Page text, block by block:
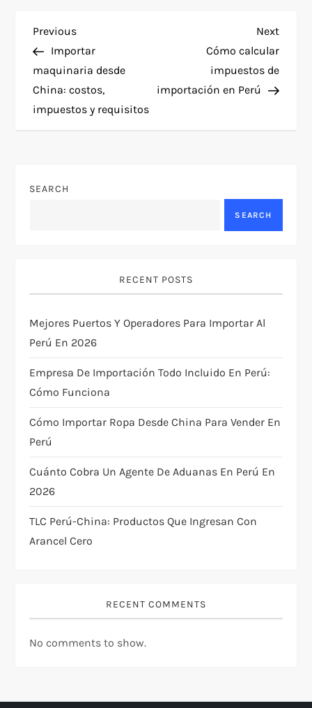
P
o
s
a
g
a
t
i
o
n
Previous
Post
Previous
Importar
maquinaria desde
China: costos,
impuestos y requisitos
Next
Post
Next
Cómo calcular
impuestos de
importación en Perú
SEARCH
SEARCH
RECENT POSTS
Mejores Puertos Y Operadores Para Importar Al
Perú En 2026
Empresa De Importación Todo Incluido En Perú:
Cómo Funciona
Cómo Importar Ropa Desde China Para Vender En
Perú
Cuánto Cobra Un Agente De Aduanas En Perú En
2026
TLC Perú-China: Productos Que Ingresan Con
Arancel Cero
RECENT COMMENTS
No comments to show.